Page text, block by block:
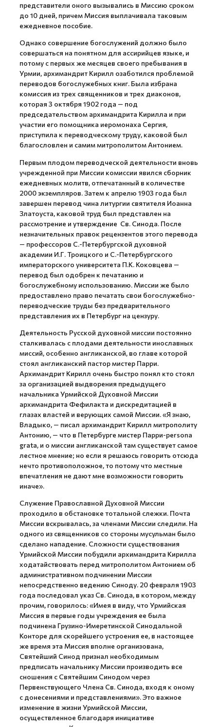
представители оного вызывались в Миссию сроком
до 10 дней, причем Миссия выплачивала таковым
ежедневное пособие.
Однако совершение богослужений должно было
совершаться на понятном для ассирийцев языке, и
потому с первых же месяцев своего пребывания в
Урмии, архимандрит Кирилл озаботился проблемой
переводов богослужебных книг. Была избрана
комиссия из трех священников и трех диаконов,
которая 3 октября 1902 года — под
председательством архимандрита Кирилла и при
участии его помощника иеромонаха Сергия,
приступила к переводческому труду, каковой был
благословлен и самим митрополитом Антонием.
Первым плодом переводческой деятельности вновь
учрежденной при Миссии комиссии явился сборник
ежедневных молитв, отпечатанный в количестве
2000 экземпляров. Затем к апрелю 1903 года был
завершен перевод чина литургии святителя Иоанна
Златоуста, каковой труд был представлен на
рассмотрение и утверждение Св. Синода. После
незначительных правок рецензентов этого перевода
— профессоров С.-Петербургской духовной
академии И.Г. Троицкого и С.-Петербургского
императорского университета П.К. Коковцева —
перевод был одобрен к печатанию и
богослужебному использованию. Миссии же было
предоставлено право печатать свои богослужебно-
переводческие труды без предварительного
представления их в Петербург на цензуру.
Деятельность Русской духовной миссии постоянно
сталкивалась с плодами деятельности инославных
миссий, особенно англиканской, во главе которой
стоял англиканский пастор мистер Парри.
Архимандрит Кирилл очень быстро понял кто стоял
за организацией выдворения предыдущего
начальника Урмийской Духовной Миссии
архимандрита Фефилакта и дискредитацией в
глазах властей и верующих самой Миссии. «Я знаю,
Владыко, — писал архимандрит Кирилл митрополиту
Антонию, — что в Петербурге мистер Парри-persona
grata, и о миссии англиканской там существует самое
лестное мнение; но если я решаюсь говорить отсюда
нечто противоположное, то потому что местные
впечатления не дают мне возможности говорить
иначе».
Служение Православной Духовной Миссии
проходило в обстановке тотальной слежки. Почта
Миссии вскрывалась, за членами Миссии следили. На
одного из священников со стороны мусульман было
сделано нападение. Сложности существования
Урмийской Миссии побудили архимандрита Кирилла
ходатайствовать перед митрополитом Антонием об
административном подчинении Миссии
непосредственно ведению Синоду. 20 февраля 1903
года последовал указ Св. Синода, в котором, между
прочим, говорилось: «Имея в виду, что Урмийская
Миссия в первые годы учреждения ее была
подчинена Грузино-Имеретинской Синодальной
Конторе для скорейшего устроения ее, в настоящее
же время эта Миссия вполне организована,
Святейший Синод признал необходимым
предписать начальнику Миссии производить все
сношения с Святейшим Синодом через
Первенствующего Члена Св. Синода, входя к оному
с донесениями и представлениями». Это важное
изменение в жизни Урмийской Миссии,
осуществленное благодаря инициативе